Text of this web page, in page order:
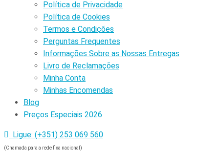
Política de Privacidade
Política de Cookies
Termos e Condições
Perguntas Frequentes
Informações Sobre as Nossas Entregas
Livro de Reclamações
Minha Conta
Minhas Encomendas
Blog
Preços Especiais 2026
Ligue: (+351) 253 069 560
(Chamada para a rede fixa nacional)